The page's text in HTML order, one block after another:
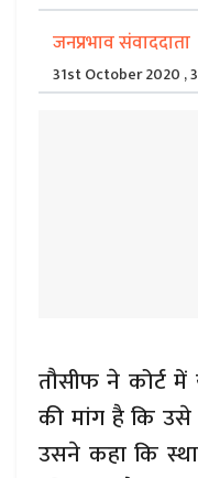
जनप्रभाव संवाददाता
31st October 2020 ,
तौसीफ ने कोर्ट
की मांग है कि
उसने कहा कि